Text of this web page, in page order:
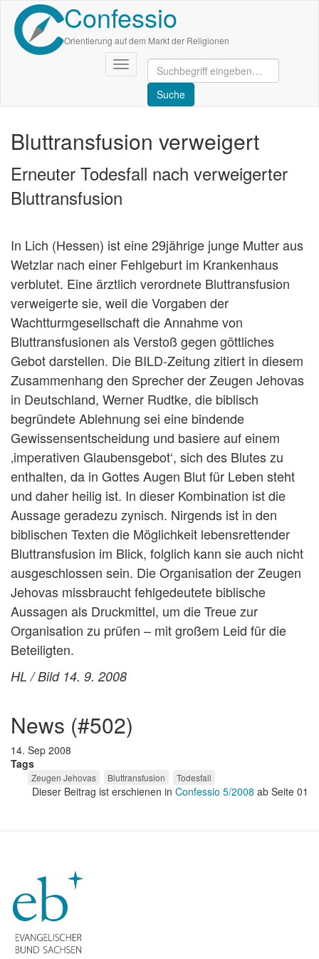
Direkt
zum
Inhalt
Confessio
Orientierung auf dem Markt der Religionen
Navigation
aktivieren/deaktivieren
Bluttransfusion verweigert
Erneuter Todesfall nach verweigerter
Bluttransfusion
In Lich (Hessen) ist eine 29jährige junge Mutter aus
Wetzlar nach einer Fehlgeburt im Krankenhaus
verblutet. Eine ärztlich verordnete Bluttransfusion
verweigerte sie, weil die Vorgaben der
Wachtturmgesellschaft die Annahme von
Bluttransfusionen als Verstoß gegen göttliches
Gebot darstellen. Die BILD-Zeitung zitiert in diesem
Zusammenhang den Sprecher der Zeugen Jehovas
in Deutschland, Werner Rudtke, die biblisch
begründete Ablehnung sei eine bindende
Gewissensentscheidung und basiere auf einem
‚imperativen Glaubensgebot‘, sich des Blutes zu
enthalten, da in Gottes Augen Blut für Leben steht
und daher heilig ist. In dieser Kombination ist die
Aussage geradezu zynisch. Nirgends ist in den
biblischen Texten die Möglichkeit lebensrettender
Bluttransfusion im Blick, folglich kann sie auch nicht
ausgeschlossen sein. Die Organisation der Zeugen
Jehovas missbraucht fehlgedeutete biblische
Aussagen als Druckmittel, um die Treue zur
Organisation zu prüfen – mit großem Leid für die
Beteiligten.
HL / Bild 14. 9. 2008
news (#502)
14. Sep 2008
Tags
Zeugen Jehovas Bluttransfusion Todesfall
Dieser Beitrag ist erschienen in Confessio 5/2008 ab Seite 01